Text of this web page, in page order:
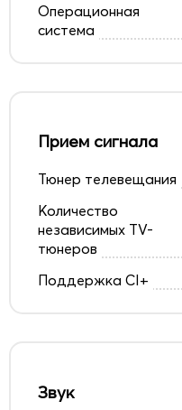
Операционная
система
Прием сигнала
Тюнер телевещания
Количество
независимых TV-
тюнеров
Поддержка CI+
Звук